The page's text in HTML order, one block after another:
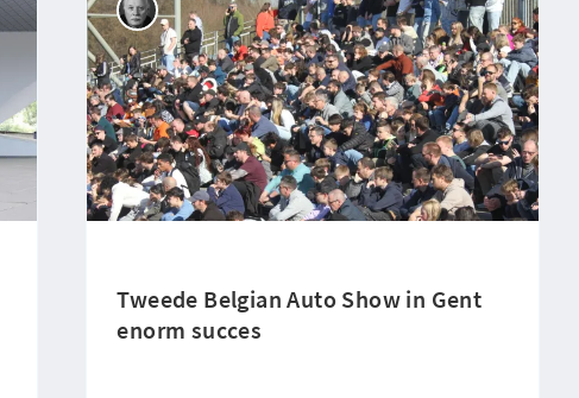
Tweede Belgian Auto Show in Gent
enorm succes